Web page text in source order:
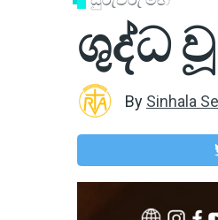
ශුද්ධ
By Sinhala